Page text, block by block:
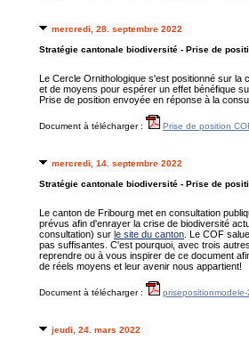
mercredi, 28. septembre 2022
Stratégie cantonale biodiversité - Prise de
Le Cercle Ornithologique s'est positionné sur la
et de moyens pour espérer un effet bénéfique
Prise de position envoyée en réponse à la
Document à télécharger : Prise de position
mercredi, 14. septembre 2022
Stratégie cantonale biodiversité - Prise de
Le canton de Fribourg met en consultation
prévus afin d'enrayer la crise de biodiversité
consultation) sur le site du canton . Le COF
pas suffisantes. C'est pourquoi, avec trois
reprendre ou à vous inspirer de ce document
de réels moyens et leur avenir nous appartient!
Document à télécharger :
jeudi, 24. mars 2022